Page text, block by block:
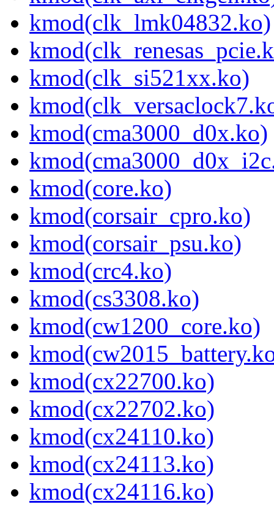
kmod(clk_lmk04832.ko)
kmod(clk_si521xx.ko)
kmod(cma3000_d0x.ko)
kmod(core.ko)
kmod(corsair_cpro.ko)
kmod(corsair_psu.ko)
kmod(crc4.ko)
kmod(cs3308.ko)
kmod(cw1200_core.ko)
kmod(cx22700.ko)
kmod(cx22702.ko)
kmod(cx24110.ko)
kmod(cx24113.ko)
kmod(cx24116.ko)